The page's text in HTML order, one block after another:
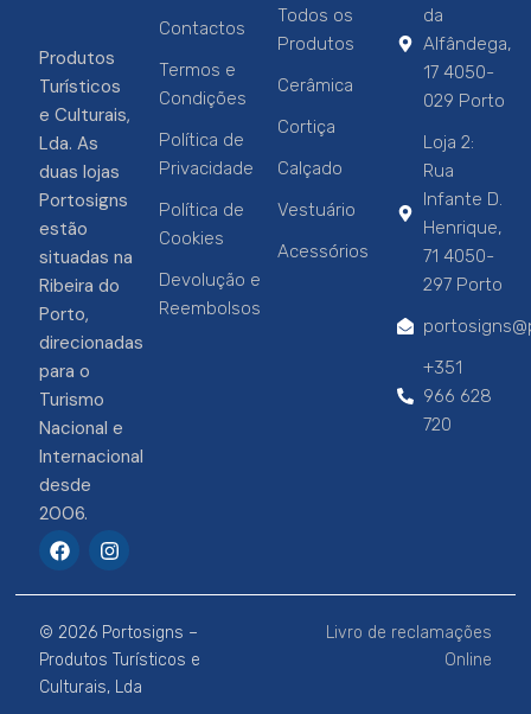
Produtos
Turísticos
e Culturais,
Lda. As
duas lojas
Portosigns
estão
situadas na
Ribeira do
Porto,
direcionadas
para o
Turismo
Nacional e
Internacional
desde
2006.
F
a
e
b
o
o
k
I
n
t
a
g
r
a
m
Contactos
Termos e
Condições
Política de
Privacidade
Política de
Cookies
Devolução e
Reembolsos
Todos os
Produtos
Cerâmica
Cortiça
Calçado
Vestuário
Acessórios
da
Alfândega,
17 4050-
029 Porto
Loja 2:
Rua
Infante D.
Henrique,
71 4050-
297 Porto
+351
966 628
720
© 2026 Portosigns –
Produtos Turísticos e
Culturais, Lda
Livro de reclamações
Online